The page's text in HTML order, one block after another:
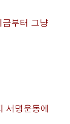
부터 그냥
서명운동에